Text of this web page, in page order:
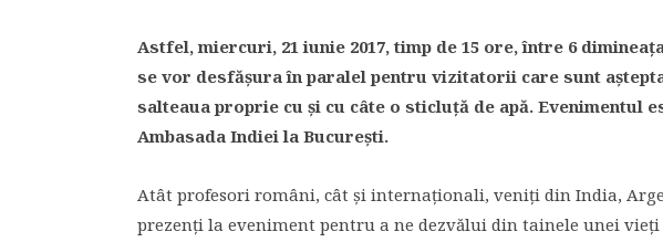
Astfel, miercuri, 21 iunie 2017, timp de 15 ore, între 6
se vor desfășura în paralel pentru vizitatorii care sunt
salteaua proprie cu și cu câte o sticluță de apă. Evenimentul
Ambasada Indiei la București.
Atât profesori români, cât și internaționali, veniți din India,
prezenți la eveniment pentru a ne dezvălui din tainele unei